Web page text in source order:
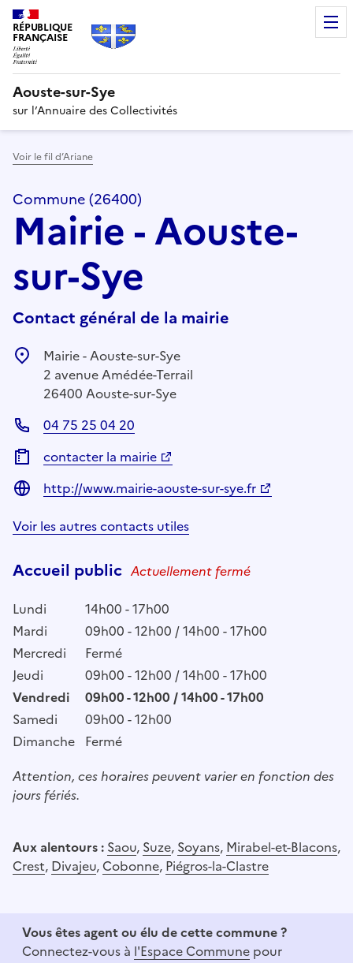
RÉPUBLIQUE
FRANÇAISE
Aouste-sur-Sye
sur l’Annuaire des Collectivités
Voir le fil d’Ariane
Commune (26400)
Mairie - Aouste-
sur-Sye
Contact général de la mairie
Mairie - Aouste-sur-Sye
2 avenue Amédée-Terrail
26400 Aouste-sur-Sye
04 75 25 04 20
contacter la mairie
http://www.mairie-aouste-sur-sye.fr
Voir les autres contacts utiles
Accueil public Actuellement fermé
Lundi
14h00 - 17h00
Mardi
09h00 - 12h00 / 14h00 - 17h00
Mercredi
Fermé
Jeudi
09h00 - 12h00 / 14h00 - 17h00
Vendredi
09h00 - 12h00 / 14h00 - 17h00
Samedi
09h00 - 12h00
Dimanche Fermé
Attention, ces horaires peuvent varier en fonction des
jours fériés.
Aux alentours : Saou, Suze, Soyans, Mirabel-et-Blacons,
Crest, Divajeu, Cobonne, Piégros-la-Clastre
Vous êtes agent ou élu de cette commune ?
Connectez-vous à l'Espace Commune pour